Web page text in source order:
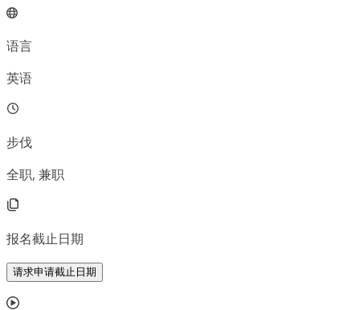
语言
英语
步伐
全职, 兼职
报名截止日期
请求申请截止日期